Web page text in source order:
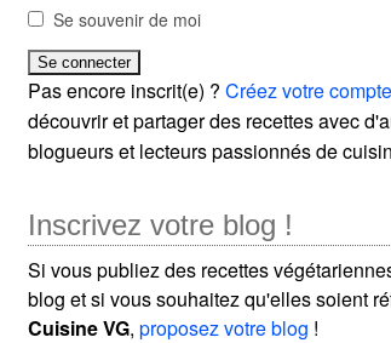
Se souvenir de moi
Pas encore inscrit(e) ?Créez votre compte
découvrir et partager des recettes avec
blogueurs et lecteurs passionnés de
Inscrivez votre blog !
Si vous publiez des recettes
blog et si vous souhaitez qu'elles soient
Cuisine VG,proposez votre blog !